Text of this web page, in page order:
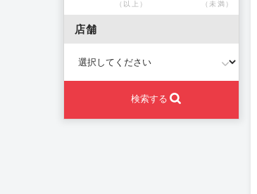
（以上） （未満）
店舗
検索する